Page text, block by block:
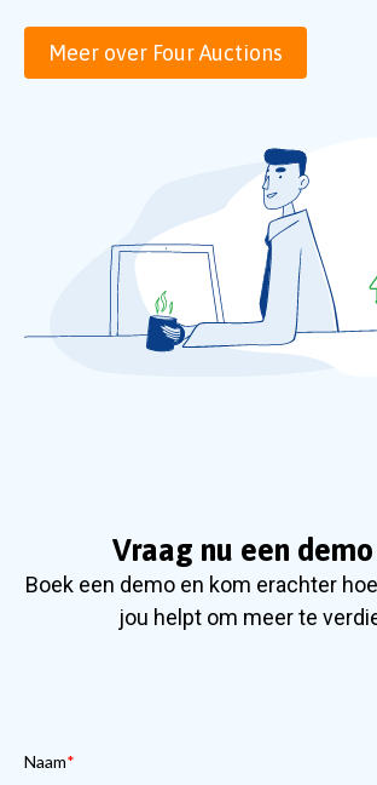
Meer over Four Auctions
Vraag nu een
Boek een demo en kom erachter
jou helpt om meer te